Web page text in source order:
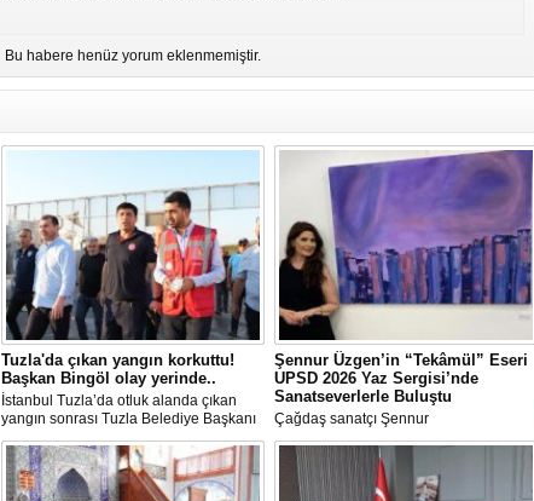
Bu habere henüz yorum eklenmemiştir.
Tuzla'da çıkan yangın korkuttu!
Başkan Bingöl olay yerinde..
İstanbul Tuzla’da otluk alanda çıkan
yangın sonrası Tuzla Belediye Başkanı
Av. Eren Ali Bingöl de bölgeye giderek
incelemelerde bulundu.
Şennur Üzgen’in “Tekâmül” Eseri
UPSD 2026 Yaz Sergisi’nde
Sanatseverlerle Buluştu
Çağdaş sanatçı Şennur
Üzgen’in Tekâmül adlı eseri,
Uluslararası Plastik Sanatlar Derneği
(UPSD) tarafından düzenlenen 2026
Yaz Sergisi’nde sanatseverlerle buluştu.